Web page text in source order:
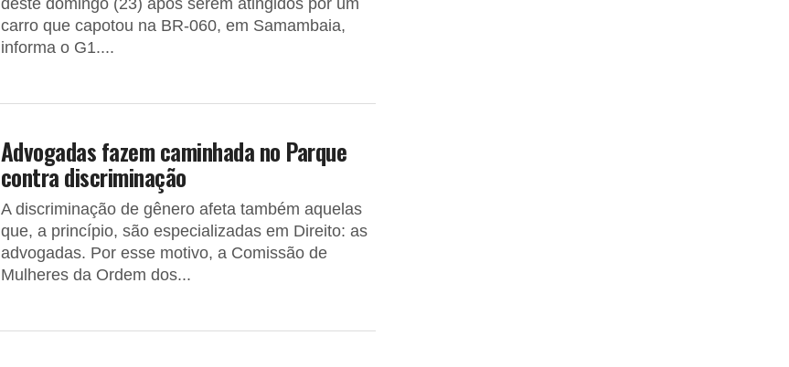
deste domingo (23) após serem atingidos por um
carro que capotou na BR-060, em Samambaia,
informa o G1....
Advogadas fazem caminhada no Parque
contra discriminação
A discriminação de gênero afeta também aquelas
que, a princípio, são especializadas em Direito: as
advogadas. Por esse motivo, a Comissão de
Mulheres da Ordem dos...